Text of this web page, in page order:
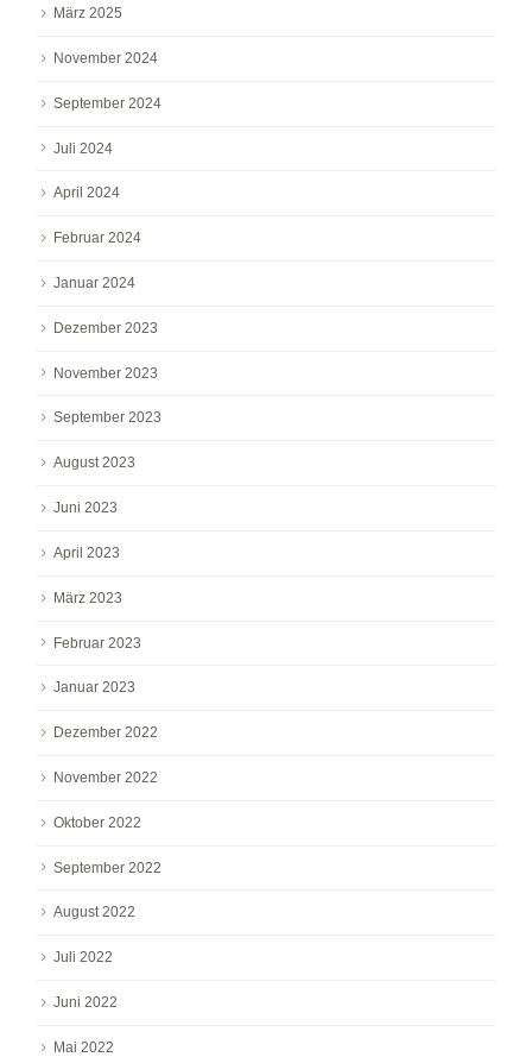
März 2025
November 2024
September 2024
Juli 2024
April 2024
Februar 2024
Januar 2024
Dezember 2023
November 2023
September 2023
August 2023
Juni 2023
April 2023
März 2023
Februar 2023
Januar 2023
Dezember 2022
November 2022
Oktober 2022
September 2022
August 2022
Juli 2022
Juni 2022
Mai 2022